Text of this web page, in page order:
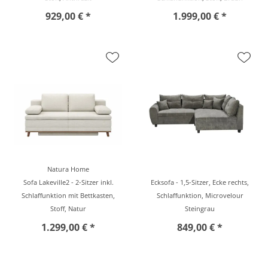
929,00 € * 1.999,00 € *
Natura Home
Sofa Lakeville2 - 2-Sitzer inkl.
Schlaffunktion mit Bettkasten,
Stoff, Natur
1.299,00 € *
Ecksofa - 1,5-Sitzer, Ecke rechts,
Schlaffunktion, Microvelour
Steingrau
849,00 € *